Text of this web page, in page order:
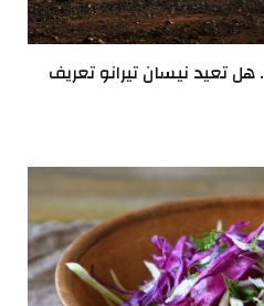
تعيد نيسان تيرانو تعريف